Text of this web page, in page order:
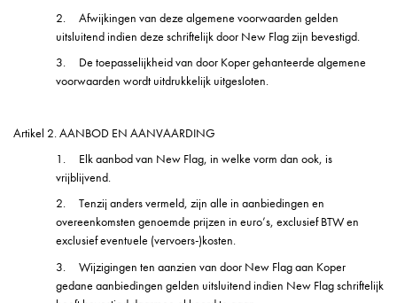
2.
Afwijkingen van deze algemene voorwaarden gelden
uitsluitend indien deze schriftelijk door New Flag zijn bevestigd.
3.
De toepasselijkheid van door Koper gehanteerde algemene
voorwaarden wordt uitdrukkelijk uitgesloten.
Artikel 2. AANBOD EN AANVAARDING
1.
Elk aanbod van New Flag, in welke vorm dan ook, is
vrijblijvend.
2.
Tenzij anders vermeld, zijn alle in aanbiedingen en
overeenkomsten genoemde prijzen in euro’s, exclusief BTW en
exclusief eventuele (vervoers-)kosten.
3.
Wijzigingen ten aanzien van door New Flag aan Koper
gedane aanbiedingen gelden uitsluitend indien New Flag schriftelijk